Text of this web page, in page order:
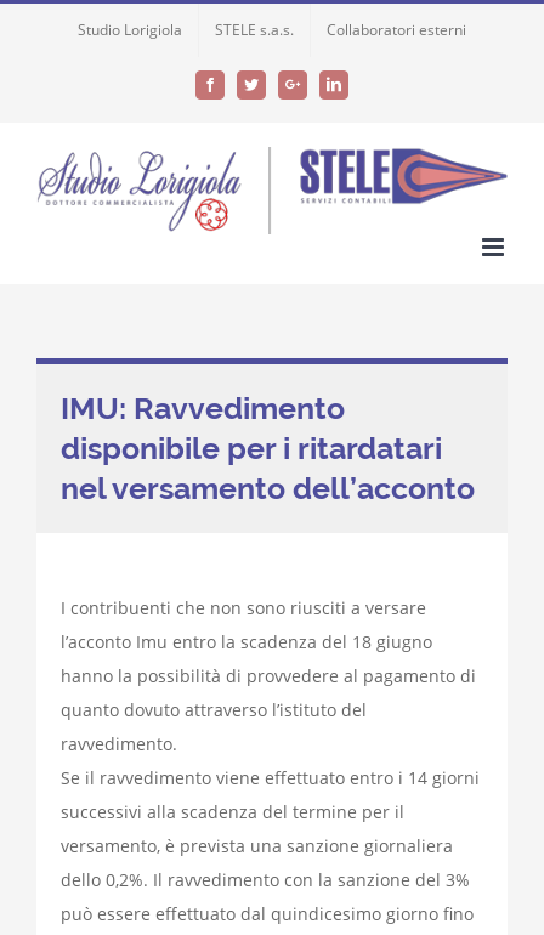
Studio Lorigiola STELE s.a.s. Collaboratori esterni
FacebookTwitterGoogle+LinkedIn
IMU: Ravvedimento
disponibile per i ritardatari
nel versamento dell’acconto
I contribuenti che non sono riusciti a versare
l’acconto Imu entro la scadenza del 18 giugno
hanno la possibilità di provvedere al pagamento di
quanto dovuto attraverso l’istituto del
ravvedimento.
Se il ravvedimento viene effettuato entro i 14 giorni
successivi alla scadenza del termine per il
versamento, è prevista una sanzione giornaliera
dello 0,2%. Il ravvedimento con la sanzione del 3%
può essere effettuato dal quindicesimo giorno fino